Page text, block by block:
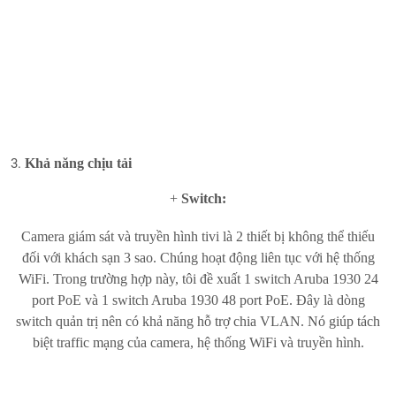
Khả năng chịu tải
+ Switch:
Camera giám sát và truyền hình tivi là 2 thiết bị không thể thiếu
đối với khách sạn 3 sao. Chúng hoạt động liên tục với hệ thống
WiFi. Trong trường hợp này, tôi đề xuất 1 switch Aruba 1930 24
port PoE và 1 switch Aruba 1930 48 port PoE. Đây là dòng
switch quản trị nên có khả năng hỗ trợ chia VLAN. Nó giúp tách
biệt traffic mạng của camera, hệ thống WiFi và truyền hình.